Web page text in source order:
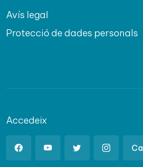
Avís legal
Protecció de dades personals
Accedeix
Ca